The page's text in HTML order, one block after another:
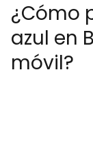
¿Cómo
azul en
móvil?